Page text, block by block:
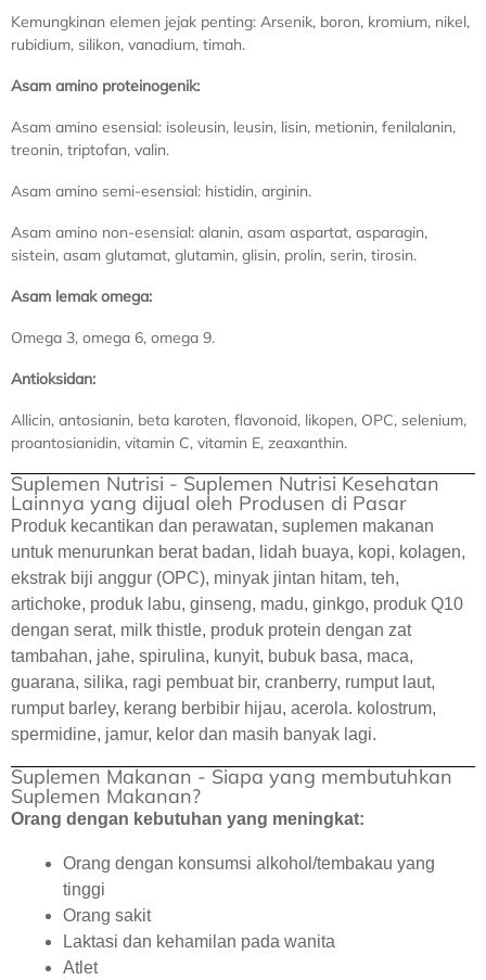
Kemungkinan elemen jejak penting: Arsenik, boron, kromium, nikel,
rubidium, silikon, vanadium, timah.
Asam amino proteinogenik:
Asam amino esensial: isoleusin, leusin, lisin, metionin, fenilalanin,
treonin, triptofan, valin.
Asam amino semi-esensial: histidin, arginin.
Asam amino non-esensial: alanin, asam aspartat, asparagin,
sistein, asam glutamat, glutamin, glisin, prolin, serin, tirosin.
Asam lemak omega:
Omega 3, omega 6, omega 9.
Antioksidan:
Allicin, antosianin, beta karoten, flavonoid, likopen, OPC, selenium,
proantosianidin, vitamin C, vitamin E, zeaxanthin.
Suplemen Nutrisi - Suplemen Nutrisi Kesehatan
Lainnya yang dijual oleh Produsen di Pasar
Produk kecantikan dan perawatan, suplemen makanan
untuk menurunkan berat badan, lidah buaya, kopi, kolagen,
ekstrak biji anggur (OPC), minyak jintan hitam, teh,
artichoke, produk labu, ginseng, madu, ginkgo, produk Q10
dengan serat, milk thistle, produk protein dengan zat
tambahan, jahe, spirulina, kunyit, bubuk basa, maca,
guarana, silika, ragi pembuat bir, cranberry, rumput laut,
rumput barley, kerang berbibir hijau, acerola. kolostrum,
spermidine, jamur, kelor dan masih banyak lagi.
Suplemen Makanan - Siapa yang membutuhkan
Suplemen Makanan?
Orang dengan kebutuhan yang meningkat:
Orang dengan konsumsi alkohol/tembakau yang
tinggi
Orang sakit
Laktasi dan kehamilan pada wanita
Atlet